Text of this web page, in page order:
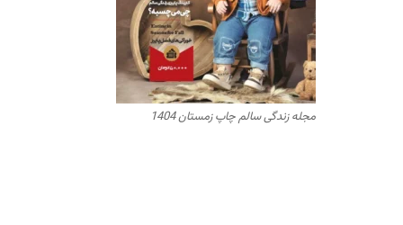
مجله زندگی سالم چاپ زمستان 1404